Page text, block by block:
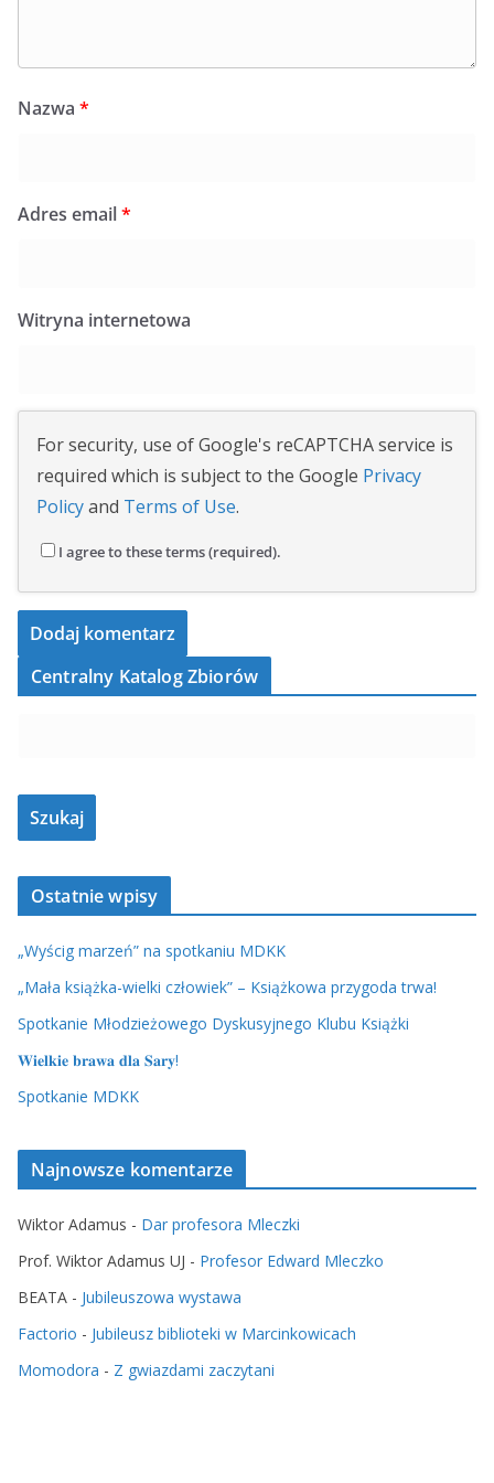
Nazwa *
Adres email*
Witryna internetowa
For security, use of Google's reCAPTCHA service is
required which is subject to the Google Privacy
Policyand Terms of Use.
I agree to these terms (required).
Centralny Katalog Zbiorów
Ostatnie wpisy
„Wyścig marzeń” na spotkaniu MDKK
„Mała książka-wielki człowiek” – Książkowa przygoda trwa!
Spotkanie Młodzieżowego Dyskusyjnego Klubu Książki
𝐖𝐢𝐞𝐥𝐤𝐢𝐞 𝐛𝐫𝐚𝐰𝐚 𝐝𝐥𝐚 𝐒𝐚𝐫𝐲!
Spotkanie MDKK
Najnowsze komentarze
Wiktor Adamus - Dar profesora Mleczki
Prof. Wiktor Adamus UJ - Profesor Edward Mleczko
BEATA - Jubileuszowa wystawa
Factorio - Jubileusz biblioteki w Marcinkowicach
Momodora - Z gwiazdami zaczytani